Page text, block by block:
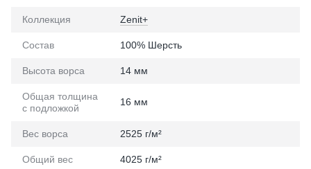
Коллекция Zenit+
Состав 100% Шерсть
Высота ворса 14 мм
Общая толщина
с подложкой
16 мм
Вес ворса 2525 г/м²
Общий вес 4025 г/м²